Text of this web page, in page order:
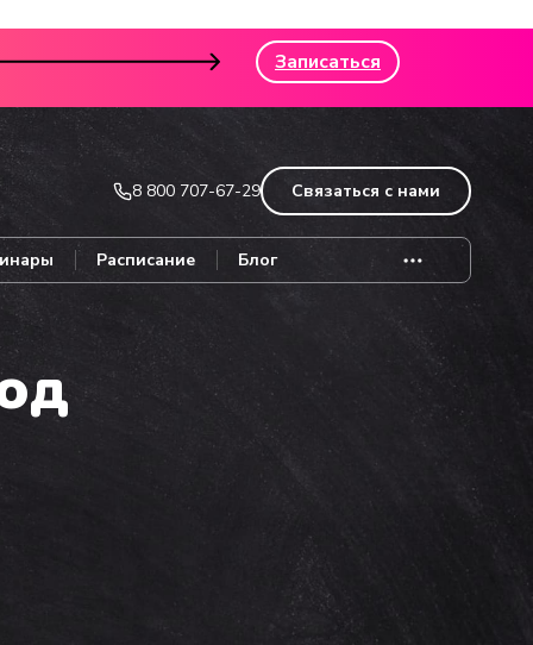
Записаться
8 800 707-67-29 Связаться с нами
Расписание Блог